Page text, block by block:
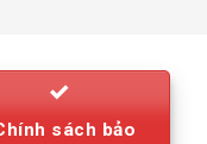
sách bảo